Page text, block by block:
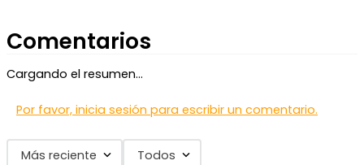
Comentarios
Cargando el resumen…
Por favor, inicia sesión para escribir un comentario.
Más reciente Todos